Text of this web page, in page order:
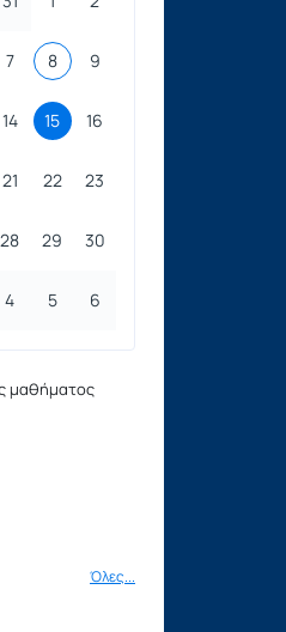
7 8 9
14 15 16
21 22 23
28 29 30
4 5 6
μαθήματος
Όλες...